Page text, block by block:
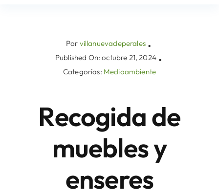
AyuntamientoPor villanuevadeperales ▪
Published On: octubre 21, 2024 ▪
Categorías: Medioambiente
Recogida de
muebles y
enseres